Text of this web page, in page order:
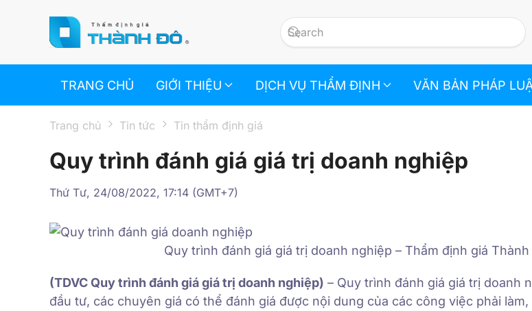
Skip to main content
TRANG CHỦ GIỚI THIỆU DỊCH VỤ THẨM ĐỊNH VĂN BẢN PHÁP
Trang chủ Tin tức Tin thẩm định giá
Quy trình đánh giá giá trị doanh nghiệp
Thứ Tư, 24/08/2022, 17:14 (GMT+7)
Quy trình đánh giá giá trị doanh nghiệp – Thẩm định giá
(TDVC Quy trình đánh giá giá trị doanh nghiệp) – Quy trình đánh giá giá trị doanh
đầu tư, các chuyên giá có thể đánh giá được nội dung của các công việc phải